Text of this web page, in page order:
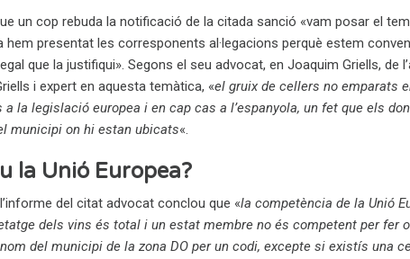
un cop rebuda la notificació de la citada sanció «vam posar el
hem presentat les corresponents al·legacions perquè estem
que la justifiqui». Segons el seu advocat, en Joaquim Griells, de
i expert en aquesta temàtica, «el gruix de cellers no emparats
la legislació europea i en cap cas a l’espanyola, un fet que els
municipi on hi estan ubicats«.
la Unió Europea?
del citat advocat conclou que «la competència de la Unió
dels vins és total i un estat membre no és competent per fer
del municipi de la zona DO per un codi, excepte si existís una